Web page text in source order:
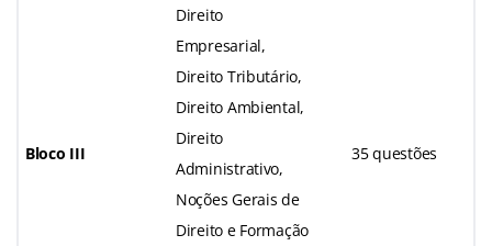
Bloco III
Direito
Empresarial,
Direito Tributário,
Direito Ambiental,
Direito
Administrativo,
Noções Gerais de
Direito e Formação
35 questões